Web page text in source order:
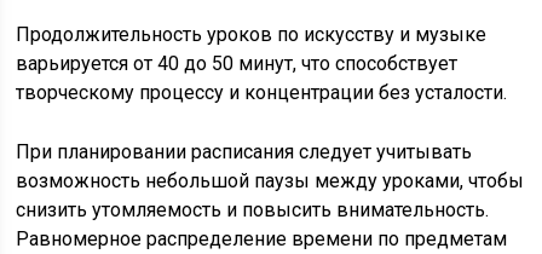
Продолжительность уроков по искусству и музыке
варьируется от 40 до 50 минут, что способствует
творческому процессу и концентрации без усталости.
При планировании расписания следует учитывать
возможность небольшой паузы между уроками, чтобы
снизить утомляемость и повысить внимательность.
Равномерное распределение времени по предметам